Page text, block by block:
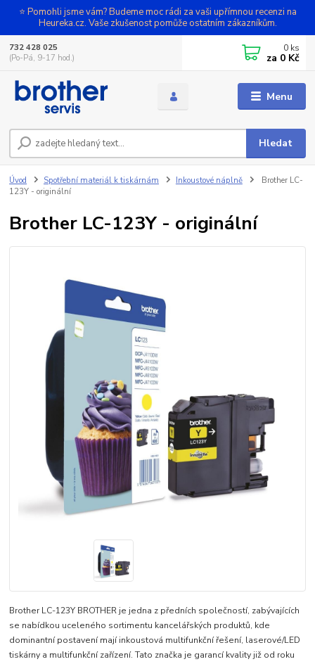
⭐ Pomohli jsme vám? Budeme moc rádi za vaši upřímnou recenzi na
Heureka.cz. Vaše zkušenost pomůže ostatním zákazníkům.
Menu
Hledat
732 428 025
(Po-Pá, 9-17 hod.)
0 ks
za 0 Kč
Úvod Spotřební materiál k tiskárnám Inkoustové náplně
Brother LC-
123Y - originální
Brother LC-123Y - originální
Brother LC-123Y BROTHER je jedna z předních společností, zabývajících
se nabídkou uceleného sortimentu kancelářských produktů, kde
dominantní postavení mají inkoustová multifunkční řešení, laserové/LED
tiskárny a multifunkční zařízení. Tato značka je garancí kvality již od roku